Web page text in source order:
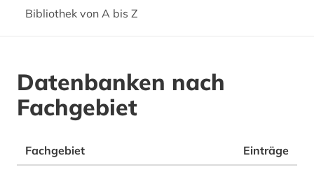
Bibliothek von A bis Z
Datenbanken nach
Fachgebiet
Fachgebiet Einträge